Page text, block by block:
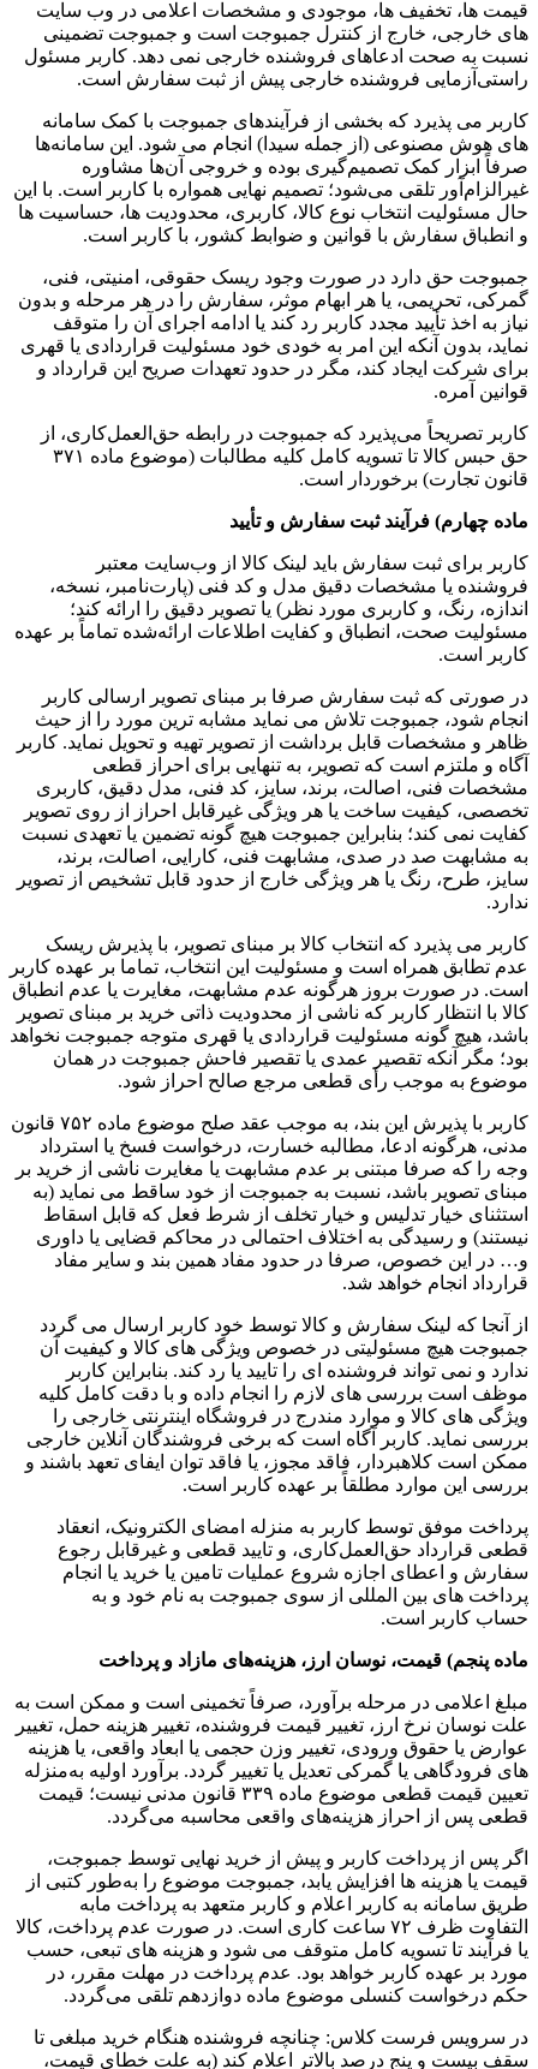
قیمت ها، تخفیف ها، موجودی و مشخصات اعلامی در وب سایت
های خارجی، خارج از کنترل جمبوجت است و جمبوجت تضمینی
نسبت به صحت ادعاهای فروشنده خارجی نمی دهد. کاربر مسئول
راستی‌آزمایی فروشنده خارجی پیش از ثبت سفارش است.
کاربر می پذیرد که بخشی از فرآیندهای جمبوجت با کمک سامانه
های هوش مصنوعی (از جمله سیدا) انجام می شود. این سامانه‌ها
صرفاً ابزار کمک تصمیم‌گیری بوده و خروجی آن‌ها مشاوره
غیرالزام‌آور تلقی می‌شود؛ تصمیم نهایی همواره با کاربر است. با این
حال مسئولیت انتخاب نوع کالا، کاربری، محدودیت ها، حساسیت ها
و انطباق سفارش با قوانین و ضوابط کشور، با کاربر است.
جمبوجت حق دارد در صورت وجود ریسک حقوقی، امنیتی، فنی،
گمرکی، تحریمی، یا هر ابهام موثر، سفارش را در هر مرحله و بدون
نیاز به اخذ تأیید مجدد کاربر رد کند یا ادامه اجرای آن را متوقف
نماید، بدون آنکه این امر به خودی خود مسئولیت قراردادی یا قهری
برای شرکت ایجاد کند، مگر در حدود تعهدات صریح این قرارداد و
قوانین آمره.
کاربر تصریحاً می‌پذیرد که جمبوجت در رابطه حق‌العمل‌کاری، از
حق حبس کالا تا تسویه کامل کلیه مطالبات (موضوع ماده ۳۷۱
قانون تجارت) برخوردار است.
ماده چهارم) فرآیند ثبت سفارش و تأیید
کاربر برای ثبت سفارش باید لینک کالا از وب‌سایت معتبر
فروشنده یا مشخصات دقیق مدل و کد فنی (پارت‌نامبر، نسخه،
اندازه، رنگ، و کاربری مورد نظر) یا تصویر دقیق را ارائه کند؛
مسئولیت صحت، انطباق و کفایت اطلاعات ارائه‌شده تماماً بر عهده
کاربر است.
در صورتی که ثبت سفارش صرفا بر مبنای تصویر ارسالی کاربر
انجام شود، جمبوجت تلاش می نماید مشابه ترین مورد را از حیث
ظاهر و مشخصات قابل برداشت از تصویر تهیه و تحویل نماید. کاربر
آگاه و ملتزم است که تصویر، به تنهایی برای احراز قطعی
مشخصات فنی، اصالت، برند، سایز، کد فنی، مدل دقیق، کاربری
تخصصی، کیفیت ساخت یا هر ویژگی غیرقابل احراز از روی تصویر
کفایت نمی کند؛ بنابراین جمبوجت هیچ گونه تضمین یا تعهدی نسبت
به مشابهت صد در صدی، مشابهت فنی، کارایی، اصالت، برند،
سایز، طرح، رنگ یا هر ویژگی خارج از حدود قابل تشخیص از تصویر
ندارد.
کاربر می پذیرد که انتخاب کالا بر مبنای تصویر، با پذیرش ریسک
عدم تطابق همراه است و مسئولیت این انتخاب، تماما بر عهده کاربر
است. در صورت بروز هرگونه عدم مشابهت، مغایرت یا عدم انطباق
کالا با انتظار کاربر که ناشی از محدودیت ذاتی خرید بر مبنای تصویر
باشد، هیچ گونه مسئولیت قراردادی یا قهری متوجه جمبوجت نخواهد
بود؛ مگر آنکه تقصیر عمدی یا تقصیر فاحش جمبوجت در همان
موضوع به موجب رأی قطعی مرجع صالح احراز شود.
کاربر با پذیرش این بند، به موجب عقد صلح موضوع ماده ۷۵۲ قانون
مدنی، هرگونه ادعا، مطالبه خسارت، درخواست فسخ یا استرداد
وجه را که صرفا مبتنی بر عدم مشابهت یا مغایرت ناشی از خرید بر
مبنای تصویر باشد، نسبت به جمبوجت از خود ساقط می نماید (به
استثنای خیار تدلیس و خیار تخلف از شرط فعل که قابل اسقاط
نیستند) و رسیدگی به اختلاف احتمالی در محاکم قضایی یا داوری
و… در این خصوص، صرفا در حدود مفاد همین بند و سایر مفاد
قرارداد انجام خواهد شد.
از آنجا که لینک سفارش و کالا توسط خود کاربر ارسال می گردد
جمبوجت هیچ مسئولیتی در خصوص ویژگی های کالا و کیفیت آن
ندارد و نمی تواند فروشنده ای را تایید یا رد کند. بنابراین کاربر
موظف است بررسی های لازم را انجام داده و با دقت کامل کلیه
ویژگی های کالا و موارد مندرج در فروشگاه اینترنتی خارجی را
بررسی نماید. کاربر آگاه است که برخی فروشندگان آنلاین خارجی
ممکن است کلاهبردار، فاقد مجوز، یا فاقد توان ایفای تعهد باشند و
بررسی این موارد مطلقاً بر عهده کاربر است.
پرداخت موفق توسط کاربر به منزله امضای الکترونیک، انعقاد
قطعی قرارداد حق‌العمل‌کاری، و تایید قطعی و غیرقابل رجوع
سفارش و اعطای اجازه شروع عملیات تامین یا خرید یا انجام
پرداخت های بین المللی از سوی جمبوجت به نام خود و به
حساب کاربر است.
ماده پنجم) قیمت، نوسان ارز، هزینه‌های مازاد و پرداخت
مبلغ اعلامی در مرحله برآورد، صرفاً تخمینی است و ممکن است به
علت نوسان نرخ ارز، تغییر قیمت فروشنده، تغییر هزینه حمل، تغییر
عوارض یا حقوق ورودی، تغییر وزن حجمی یا ابعاد واقعی، یا هزینه
های فرودگاهی یا گمرکی تعدیل یا تغییر گردد. برآورد اولیه به‌منزله
تعیین قیمت قطعی موضوع ماده ۳۳۹ قانون مدنی نیست؛ قیمت
قطعی پس از احراز هزینه‌های واقعی محاسبه می‌گردد.
اگر پس از پرداخت کاربر و پیش از خرید نهایی توسط جمبوجت،
قیمت یا هزینه ها افزایش یابد، جمبوجت موضوع را به‌طور کتبی از
طریق سامانه به کاربر اعلام و کاربر متعهد به پرداخت مابه
التفاوت ظرف ۷۲ ساعت کاری است. در صورت عدم پرداخت، کالا
یا فرآیند تا تسویه کامل متوقف می شود و هزینه های تبعی، حسب
مورد بر عهده کاربر خواهد بود. عدم پرداخت در مهلت مقرر، در
حکم درخواست کنسلی موضوع ماده دوازدهم تلقی می‌گردد.
در سرویس فرست کلاس: چنانچه فروشنده هنگام خرید مبلغی تا
سقف بیست و پنج درصد بالاتر اعلام کند (به علت خطای قیمت،